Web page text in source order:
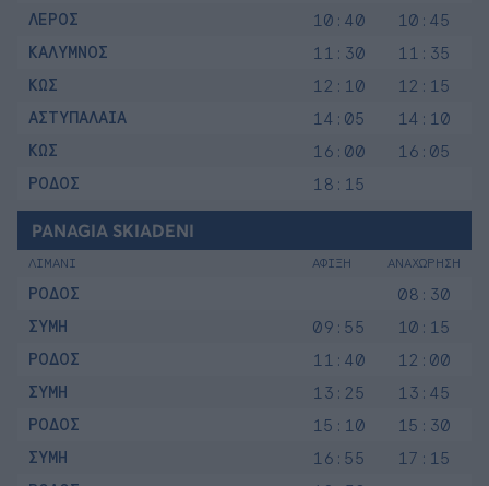
ΛΕΡΟΣ
10:40
10:45
ΚΑΛΥΜΝΟΣ
11:30
11:35
ΚΩΣ
12:10
12:15
ΑΣΤΥΠΑΛΑΙΑ
14:05
14:10
ΚΩΣ
16:00
16:05
ΡΟΔΟΣ
18:15
PANAGIA SKIADENI
ΛΙΜΑΝΙ ΑΦΙΞΗ ΑΝΑΧΩΡΗΣΗ
ΡΟΔΟΣ
08:30
ΣΥΜΗ
09:55
10:15
ΡΟΔΟΣ
11:40
12:00
ΣΥΜΗ
13:25
13:45
ΡΟΔΟΣ
15:10
15:30
ΣΥΜΗ
16:55
17:15